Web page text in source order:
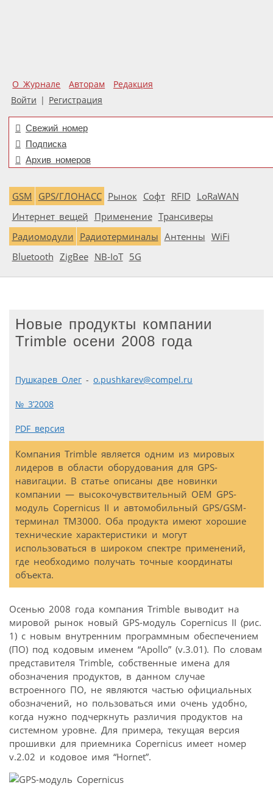
О Журнале Авторам
Редакция
Войти | Регистрация
Свежий номер
Подписка
Архив номеров
GSM GPS/ГЛОНАСС Рынок Софт RFID LoRaWAN
Интернет вещей Применение Трансиверы
Радиомодули Радиотерминалы Антенны WiFi
Bluetooth ZigBee NB-IoT 5G
Новые продукты компании
Trimble осени 2008 года
Пушкарев Олег - o.pushkarev@compel.ru
№ 3’2008
PDF версия
Компания Trimble является одним из мировых
лидеров в области оборудования для GPS-
навигации. В статье описаны две новинки
компании — высокочувствительный OEM GPS-
модуль Copernicus II и автомобильный GPS/GSM-
терминал TM3000. Оба продукта имеют хорошие
технические характеристики и могут
использоваться в широком спектре применений,
где необходимо получать точные координаты
объекта.
Осенью 2008 года компания Trimble выводит на
мировой рынок новый GPS-модуль Copernicus II (рис.
1) с новым внутренним программным обеспечением
(ПО) под кодовым именем “Apollo” (v.3.01). По словам
представителя Trimble, собственные имена для
обозначения продуктов, в данном случае
встроенного ПО, не являются частью официальных
обозначений, но пользоваться ими очень удобно,
когда нужно подчеркнуть различия продуктов на
системном уровне. Для примера, текущая версия
прошивки для приемника Copernicus имеет номер
v.2.02 и кодовое имя “Hornet”.